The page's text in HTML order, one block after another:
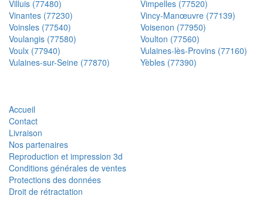
Villuis (77480)
Vimpelles (77520)
Vinantes (77230)
Vincy-Manœuvre (77139)
Voinsles (77540)
Voisenon (77950)
Voulangis (77580)
Voulton (77560)
Voulx (77940)
Vulaines-lès-Provins (77160)
Vulaines-sur-Seine (77870)
Yèbles (77390)
Accueil
Contact
Livraison
Nos partenaires
Reproduction et impression 3d
Conditions générales de ventes
Protections des données
Droit de rétractation